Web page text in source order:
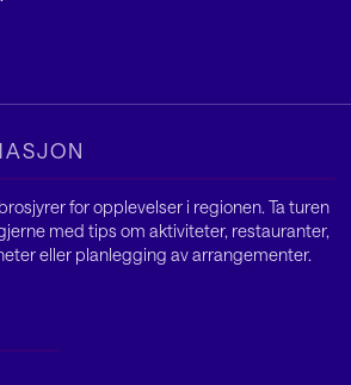
for opplevelser i regionen. Ta turen
med tips om aktiviteter, restauranter,
eller planlegging av arrangementer.